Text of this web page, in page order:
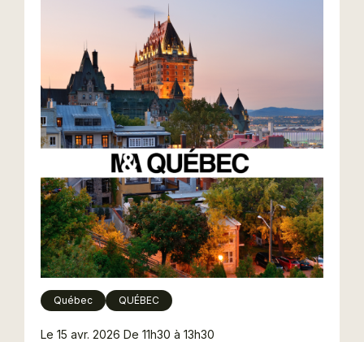
Le 15 avr. 2026 De 11h30 à 13h30
Québec QUÉBEC